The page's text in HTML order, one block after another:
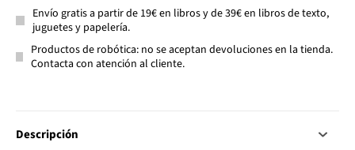
Envío gratis a partir de 19€ en libros y de 39€ en libros de texto,
juguetes y papelería.
Productos de robótica: no se aceptan devoluciones en la tienda.
Contacta con atención al cliente.
Descripción